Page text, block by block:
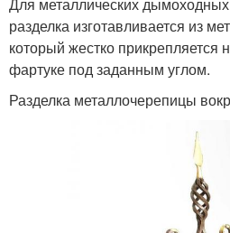
разделка изготавливается из
который жестко прикрепляется
фартуке под заданным углом.
Разделка металлочерепицы